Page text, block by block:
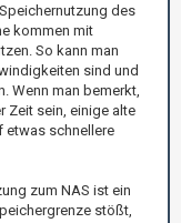
des
kommen mit
So kann man
sind und
Wenn man bemerkt,
Zeit sein, einige alte
etwas schnellere
zum NAS ist ein
stößt,